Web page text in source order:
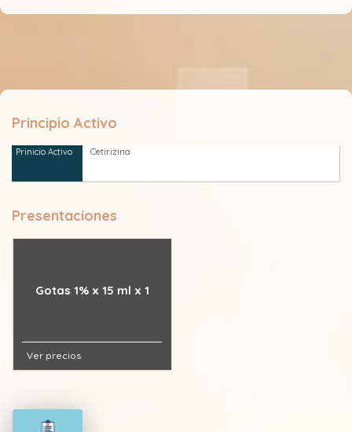
Principio Activo
Cetirizina
Presentaciones
Gotas 1% x 15 ml x 1
Ver precios